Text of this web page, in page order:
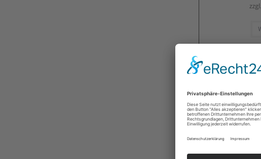
ANGEBOT!
164,00€